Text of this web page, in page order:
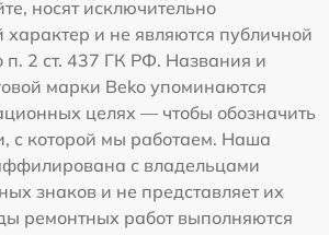
носят исключительно
и не являются публичной
п. 2 ст. 437 ГК РФ. Названия и
марки Beko упоминаются
целях — чтобы обозначить
с которой мы работаем. Наша
с владельцами
знаков и не представляет их
ремонтных работ выполняются